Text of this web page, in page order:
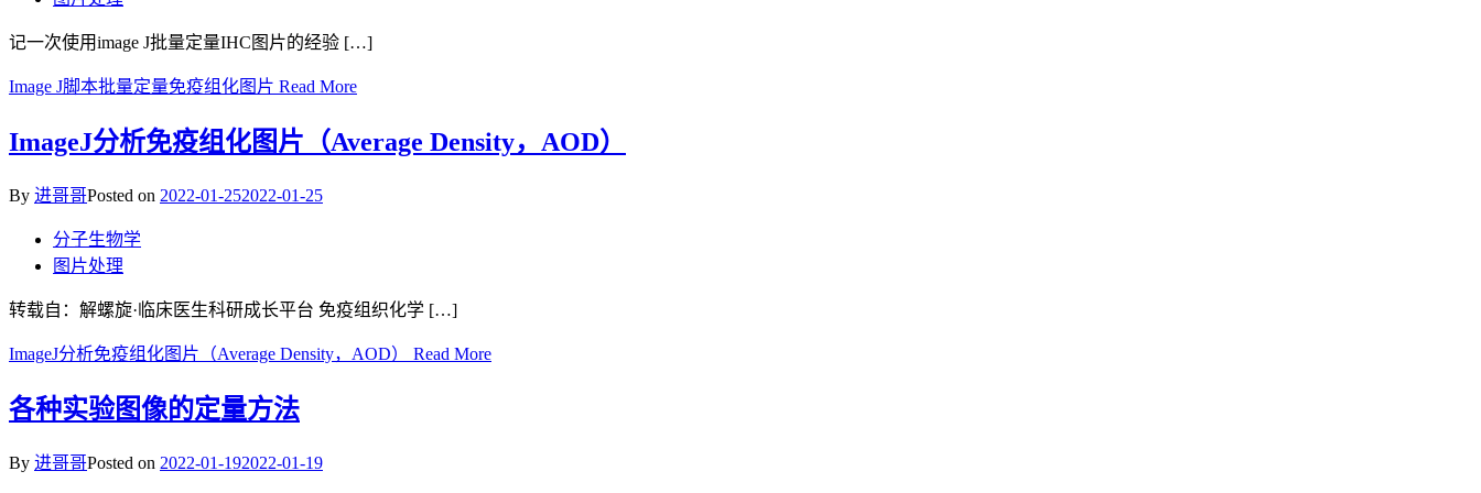
记一次使用image J批量定量IHC图片的经验 […]
Image J脚本批量定量免疫组化图片 Read More
ImageJ分析免疫组化图片（Average Density，AOD）
By 进哥哥Posted on 2022-01-252022-01-25
分子生物学
图片处理
转载自：解螺旋·临床医生科研成长平台 免疫组织化学 […]
ImageJ分析免疫组化图片（Average Density，AOD） Read More
各种实验图像的定量方法
By 进哥哥Posted on 2022-01-192022-01-19